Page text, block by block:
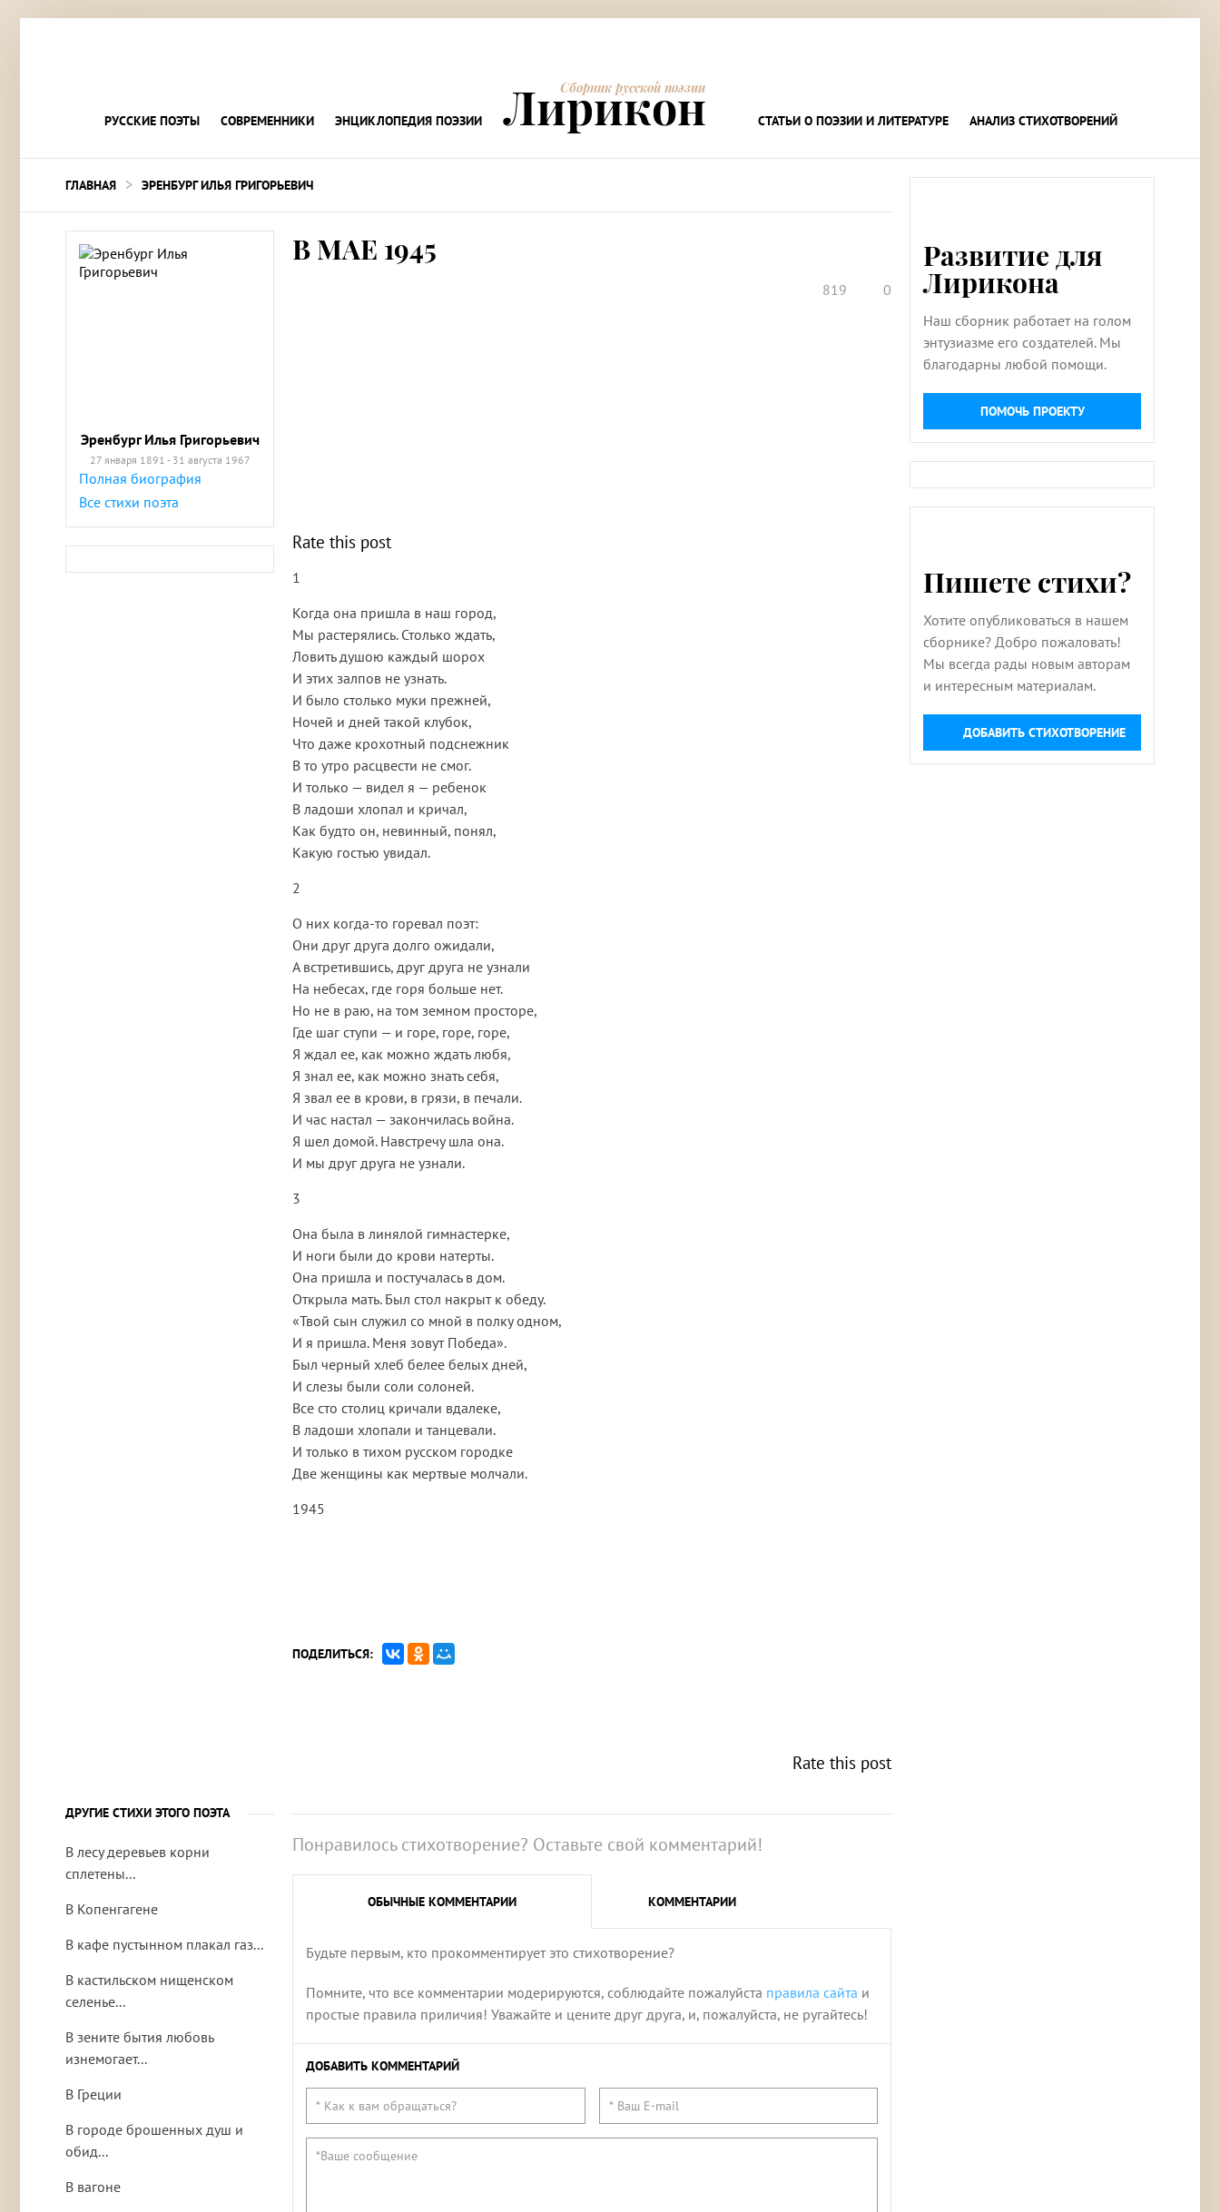
РУССКИЕ ПОЭТЫ СОВРЕМЕННИКИ ЭНЦИКЛОПЕДИЯ ПОЭЗИИ
Сборник русской поэзии
Лирикон СТАТЬИ О ПОЭЗИИ И ЛИТЕРАТУРЕ АНАЛИЗ СТИХОТВОРЕНИЙ
ГЛАВНАЯ > ЭРЕНБУРГ ИЛЬЯ ГРИГОРЬЕВИЧ
Эренбург Илья Григорьевич
27 января 1891 - 31 августа 1967
Полная биография
Все стихи поэта
В МАЕ 1945
819 0
Rate this post
1
Когда она пришла в наш город,
Мы растерялись. Столько ждать,
Ловить душою каждый шорох
И этих залпов не узнать.
И было столько муки прежней,
Ночей и дней такой клубок,
Что даже крохотный подснежник
В то утро расцвести не смог.
И только — видел я — ребенок
В ладоши хлопал и кричал,
Как будто он, невинный, понял,
Какую гостью увидал.
2
О них когда-то горевал поэт:
Они друг друга долго ожидали,
А встретившись, друг друга не узнали
На небесах, где горя больше нет.
Но не в раю, на том земном просторе,
Где шаг ступи — и горе, горе, горе,
Я ждал ее, как можно ждать любя,
Я знал ее, как можно знать себя,
Я звал ее в крови, в грязи, в печали.
И час настал — закончилась война.
Я шел домой. Навстречу шла она.
И мы друг друга не узнали.
3
Она была в линялой гимнастерке,
И ноги были до крови натерты.
Она пришла и постучалась в дом.
Открыла мать. Был стол накрыт к обеду.
«Твой сын служил со мной в полку одном,
И я пришла. Меня зовут Победа».
Был черный хлеб белее белых дней,
И слезы были соли солоней.
Все сто столиц кричали вдалеке,
В ладоши хлопали и танцевали.
И только в тихом русском городке
Две женщины как мертвые молчали.
1945
ПОДЕЛИТЬСЯ:
Rate this post
ДРУГИЕ СТИХИ ЭТОГО ПОЭТА
В лесу деревьев корни
сплетены...
В Копенгагене
В кафе пустынном плакал газ...
В кастильском нищенском
селенье...
В зените бытия любовь
изнемогает...
В Греции
В городе брошенных душ и
обид...
В вагоне
Понравилось стихотворение? Оставьте свой комментарий!
ОБЫЧНЫЕ КОММЕНТАРИИ КОММЕНТАРИИ
Будьте первым, кто прокомментирует это стихотворение?
Помните, что все комментарии модерируются, соблюдайте пожалуйста правила сайта и
простые правила приличия! Уважайте и цените друг друга, и, пожалуйста, не ругайтесь!
ДОБАВИТЬ КОММЕНТАРИЙ
Развитие для
Лирикона
Наш сборник работает на голом
энтузиазме его создателей. Мы
благодарны любой помощи.
ПОМОЧЬ ПРОЕКТУ
Пишете стихи?
Хотите опубликоваться в нашем
сборнике? Добро пожаловать!
Мы всегда рады новым авторам
и интересным материалам.
ДОБАВИТЬ СТИХОТВОРЕНИЕ